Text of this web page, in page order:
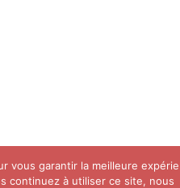
vous garantir la meilleure
continuez à utiliser ce site, nous